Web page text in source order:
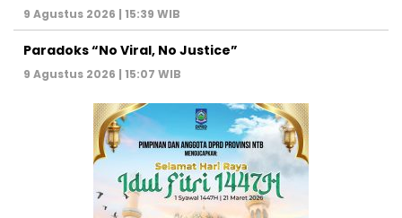
9 Agustus 2026 | 15:39 WIB
Paradoks “No Viral, No Justice”
9 Agustus 2026 | 15:07 WIB